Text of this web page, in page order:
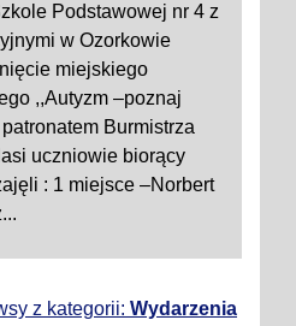
Podstawowej nr 4 z
w Ozorkowie
miejskiego
,,Autyzm –poznaj
patronatem Burmistrza
uczniowie biorący
: 1 miejsce –Norbert
z kategorii: Wydarzenia